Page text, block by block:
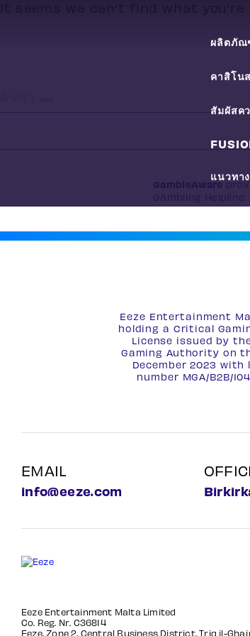
ผลิตภัณ
คาสิโน
สัมผัสค
แนวทา
GambleAware
Gambling Helpline:
Eeze Entertainment
holding a Critical
License issued by
Gaming Authority on
December 2023 with
number MGA/B2B/
EMAIL
info@eeze.com
Eeze Entertainment Malta Limited
Co. Reg. Nr. C36814
Eeze, Zone 2, Central Business District, Triq il-